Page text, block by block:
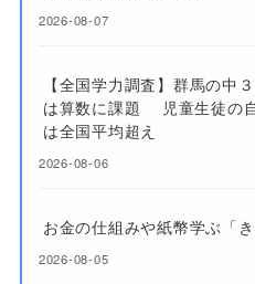
2026-08-07
【全国学力調査】群馬の中
は算数に課題 児童生徒の
は全国平均超え
2026-08-06
お金の仕組みや紙幣学ぶ「
2026-08-05